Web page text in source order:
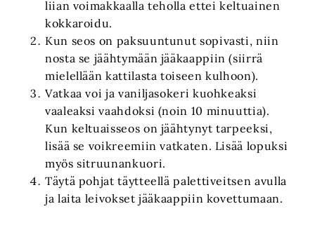
liian voimakkaalla teholla ettei keltuainen
kokkaroidu.
Kun seos on paksuuntunut sopivasti, niin
nosta se jäähtymään jääkaappiin (siirrä
mielellään kattilasta toiseen kulhoon).
Vatkaa voi ja vaniljasokeri kuohkeaksi
vaaleaksi vaahdoksi (noin 10 minuuttia).
Kun keltuaisseos on jäähtynyt tarpeeksi,
lisää se voikreemiin vatkaten. Lisää lopuksi
myös sitruunankuori.
Täytä pohjat täytteellä palettiveitsen avulla
ja laita leivokset jääkaappiin kovettumaan.